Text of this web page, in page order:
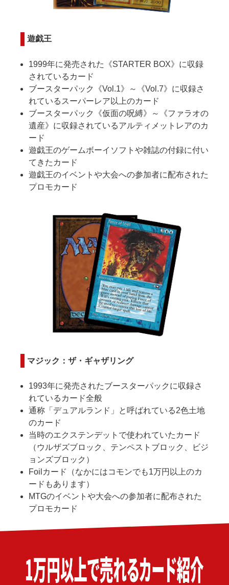
遊戯王
1999年に発売された《STARTER BOX》に収録
されているカード
ブースターパック《Vol.1》～《Vol.7》に収録さ
れているスーパーレア以上のカード
ブースターパック《仮面の呪縛》～《ファラオの
遺産》に収録されているアルティメットレアのカ
ード
遊戯王のゲームボーイソフトや雑誌の付録に付い
てきたカード
遊戯王のイベントや大会への参加者に配布された
プロモカード
マジック：ザ・ギャザリング
1993年に発売されたブースターパックに収録さ
れているカード全般
通称「デュアルランド」と呼ばれている2色土地
のカード
当時のエクステンデットで使われていたカード
（ウルザズブロック、テンペストブロック、ビジ
ョンズブロック）
Foilカード（なかにはコモンでも1万円以上のカ
ードもあります）
MTGのイベントや大会への参加者に配布された
プロモカード